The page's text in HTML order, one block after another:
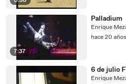
7:37
Palladium
Enrique
hace 20 años
6 de julio
Enrique